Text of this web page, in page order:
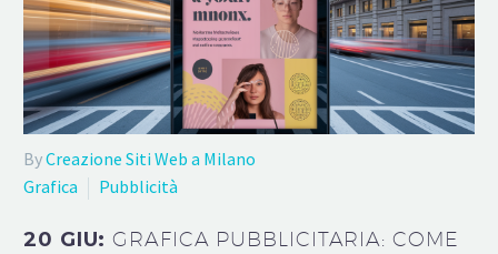
ByCreazione Siti Web a Milano
Grafica
Pubblicità
20 GIU:GRAFICA PUBBLICITARIA: COME